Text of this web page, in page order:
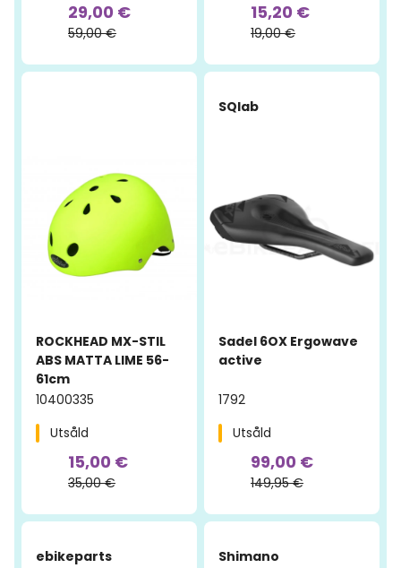
29,00 €
59,00 €
15,20 €
19,00 €
-57%
ROCKHEAD MX-STIL
ABS MATTA LIME 56-
61cm
10400335
Utsåld
15,00 €
35,00 €
SQlab
-34%
Sadel 6OX Ergowave
active
1792
Utsåld
99,00 €
149,95 €
ebikeparts
-30%
Shimano